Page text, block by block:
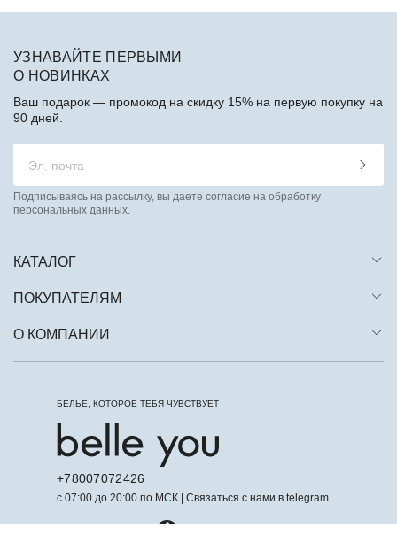
КАТАЛОГ
ПОКУПАТЕЛЯМ
О КОМПАНИИ
УЗНАВАЙТЕ ПЕРВЫМИ
О НОВИНКАХ
Ваш подарок — промокод на скидку 15% на первую покупку на
90 дней.
Подписываясь на рассылку, вы даете согласие на обработку
персональных данных.
БЕЛЬЕ, КОТОРОЕ ТЕБЯ ЧУВСТВУЕТ
+78007072426
с 07:00 до 20:00 по МСК | Связаться с нами в telegram